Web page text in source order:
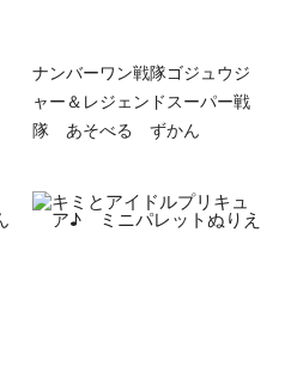
ナンバーワン戦隊ゴジュウジ
ャー＆レジェンドスーパー戦
隊 あそべる ずかん